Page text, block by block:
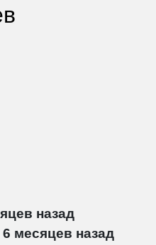
назад
6 месяцев назад